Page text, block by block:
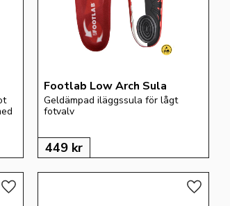
Footlab Low Arch Sula
Geldämpad iläggssula för lågt
fotvalv
449 kr
Lägg till i favoriter Lägg